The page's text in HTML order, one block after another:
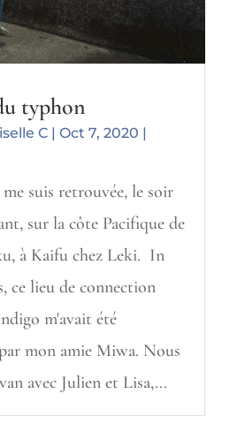
typhon
C| Oct 7, 2020 |
suis retrouvée, le soir
sur la côte Pacifique de
à Kaifu chez Leki. In
ce lieu de connection
m'avait été
mon amie Miwa. Nous
avec Julien et Lisa,...